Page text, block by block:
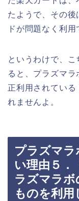
たようで、その
ドが問題なく利用
というわけで、
ると、プラズマ
正利用されている
れませんよ。
プラズマラ
い理由５．
ラズマラ
ものを利用